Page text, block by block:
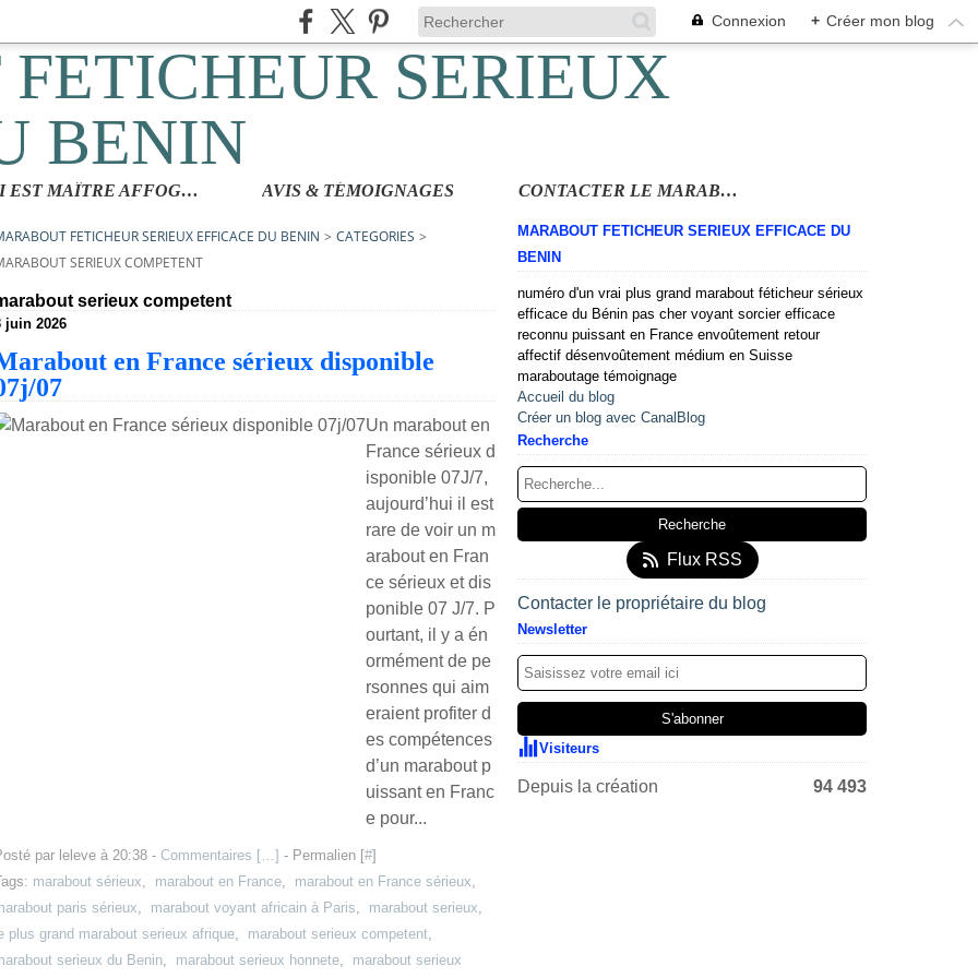
Connexion + Créer mon blog
QUI EST MAÎTRE AFFOGBAKOR AVIS & TÉMOIGNAGES CONTACTER LE MARABOUT
FETICHEUR SERIEUX EFFICACE DU BENIN > CATEGORIES >
SERIEUX COMPETENT
serieux competent
juin 2026
en France sérieux disponible
07
Un marabout en
France sérieux d
isponible 07J/7,
aujourd’hui il est
rare de voir un m
arabout en Fran
ce sérieux et dis
ponible 07 J/7. P
ourtant, il y a én
ormément de pe
rsonnes qui aim
eraient profiter d
es compétences
d’un marabout p
uissant en Franc
e pour...
par leleve à 20:38 - Commentaires […] - Permalien [#]
marabout sérieux, marabout en France, marabout en France sérieux,
paris sérieux, marabout voyant africain à Paris, marabout serieux,
plus grand marabout serieux afrique, marabout serieux competent,
serieux du Benin, marabout serieux honnete, marabout serieux
MARABOUT FETICHEUR SERIEUX EFFICACE DU
BENIN
numéro d'un vrai plus grand marabout féticheur sérieux
efficace du Bénin pas cher voyant sorcier efficace
reconnu puissant en France envoûtement retour
affectif désenvoûtement médium en Suisse
maraboutage témoignage
Accueil du blog
Créer un blog avec CanalBlog
Recherche
Flux RSS
Contacter le propriétaire du blog
Newsletter
Visiteurs
Depuis la création 94 493